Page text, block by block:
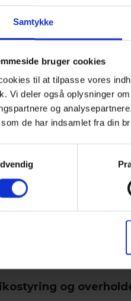
Samtykke
bruger cookies
til at tilpasse vores
Vi deler også oplysninger
og
de har indsamlet fra din
svejsesikkerhed
Øjen- og ansigtsbeskyttelse:
stråling og sprøjt.
Åndedrætsbeskyttelse:
EN 14594) beskytter mod
Beskyttelsesbeklædning:
Håndbeskyttelse:
mod mekaniske og
smidighed.
Fod- og kropsbeskyttelse:
samt gamacher, forklæder
og